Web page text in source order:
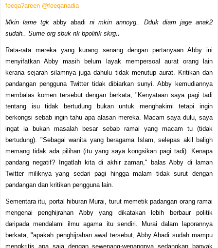
feeqa?areen @feeqanadia
Mkin lame tgk abby abadi ni mkin annoyg.. Dduk diam jage anak2
sudah.. Sume org sbuk nk bpolitik skrg..
Rata-rata mereka yang kurang senang dengan pertanyaan Abby ini
menyifatkan Abby masih belum layak mempersoal aurat orang lain
kerana sejarah silamnya juga dahulu tidak menutup aurat. Kritikan dan
pandangan pengguna Twitter tidak dibiarkan sunyi. Abby kemudiannya
membalas komen tersebut dengan berkata, "Kenyataan saya pagi tadi
tentang isu tidak bertudung bukan untuk menghakimi tetapi ingin
berkongsi sebab ingin tahu apa alasan mereka. Macam saya dulu, saya
ingat ia bukan masalah besar sebab ramai yang macam tu (tidak
bertudung).
"Sebagai wanita yang beragama Islam, selepas akil baligh
memang tidak ada pilihan (itu yang saya kongsikan pagi tadi). Kenapa
pandang negatif? Ingatlah kita di akhir zaman," balas Abby di laman
Twitter miliknya yang sedari pagi hingga malam tidak surut dengan
pandangan dan kritikan pengguna lain.
Sementara itu, portal hiburan Murai, turut memetik padangan orang ramai
mengenai penghijrahan Abby yang dikatakan lebih berbaur politik
daripada mendalami ilmu agama itu sendiri. Murai dalam laporannya
berkata, "apakah penghijrahan awal tersebut, Abby Abadi sudah mampu
mengkritis apa saja dengan sewenang-wenangnya sedangkan banyak